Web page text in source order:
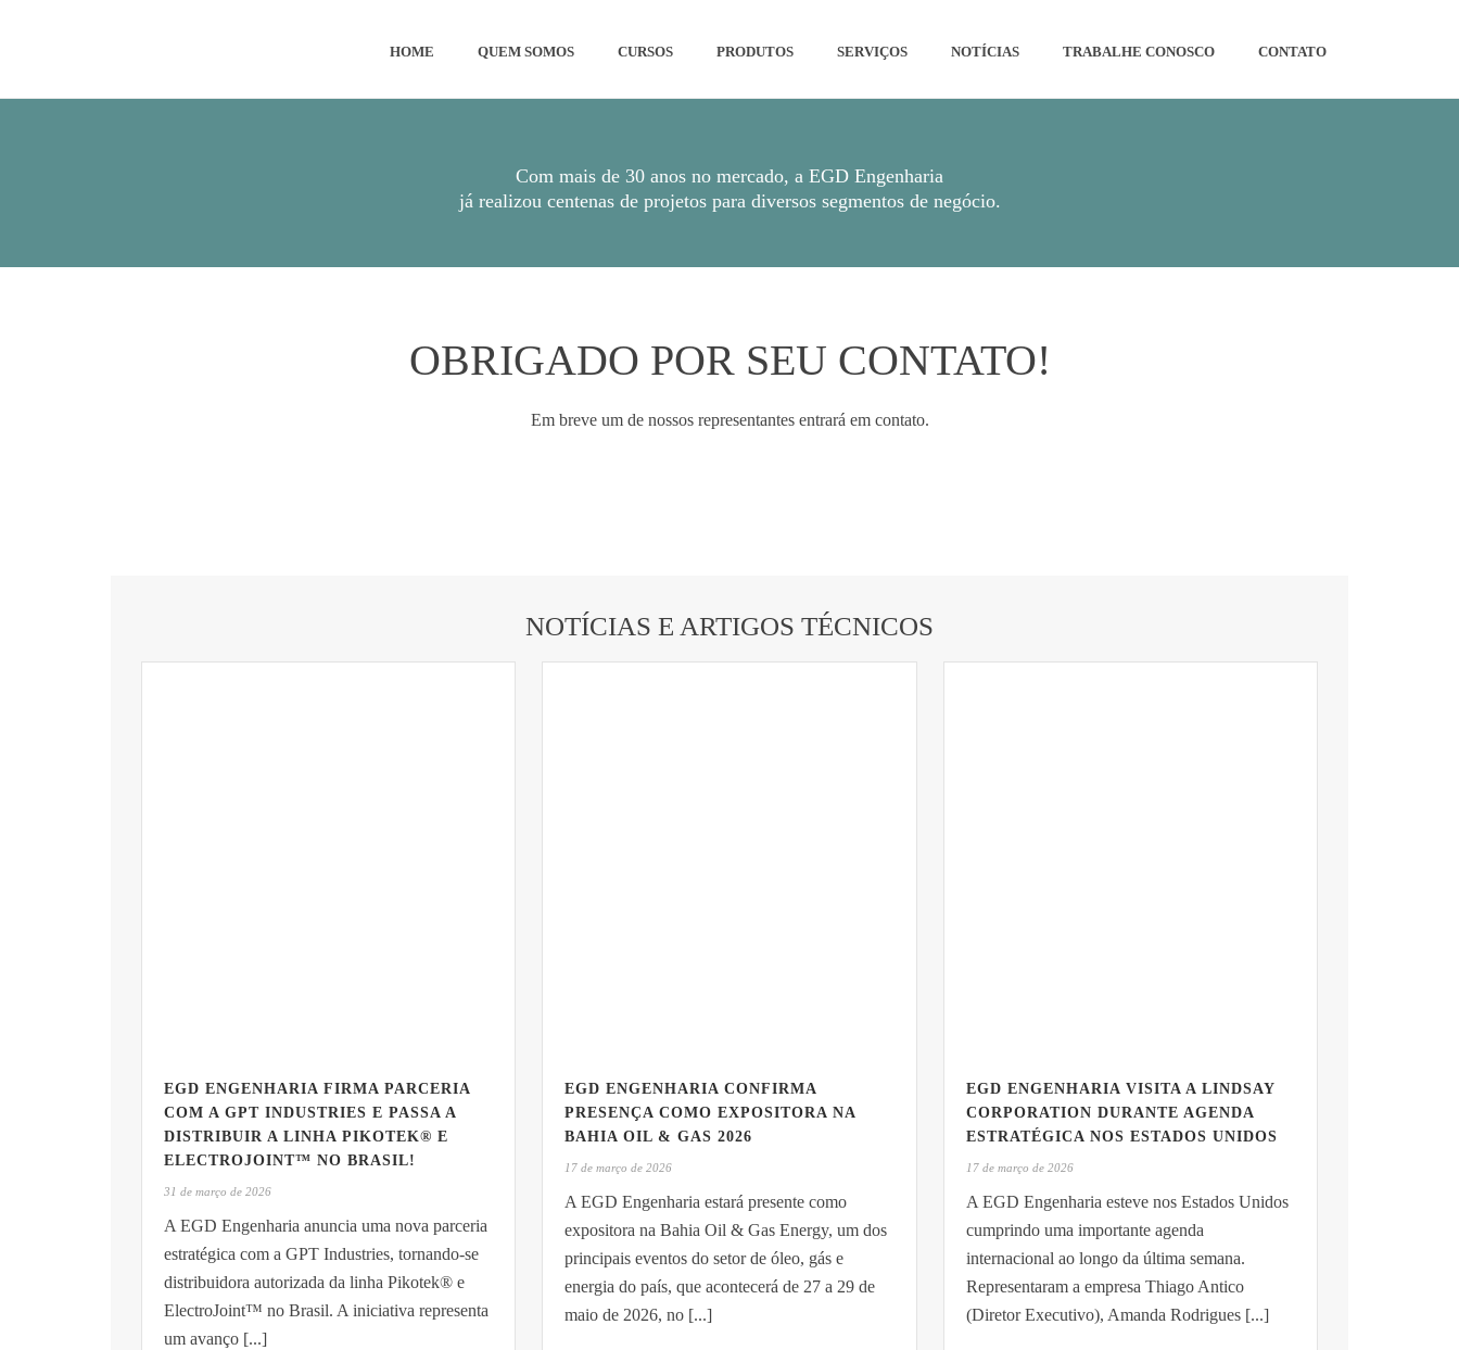
HOME QUEM SOMOS CURSOS PRODUTOS SERVIÇOS NOTÍCIAS TRABALHE CONOSCO CONTATO
Com mais de 30 anos no mercado, a EGD Engenharia
já realizou centenas de projetos para diversos segmentos de negócio.
OBRIGADO POR SEU CONTATO!
Em breve um de nossos representantes entrará em contato.
NOTÍCIAS E ARTIGOS TÉCNICOS
EGD ENGENHARIA FIRMA PARCERIA
COM A GPT INDUSTRIES E PASSA A
DISTRIBUIR A LINHA PIKOTEK® E
ELECTROJOINT™ NO BRASIL!
31 de março de 2026
A EGD Engenharia anuncia uma nova parceria
estratégica com a GPT Industries, tornando-se
distribuidora autorizada da linha Pikotek® e
ElectroJoint™ no Brasil. A iniciativa representa
um avanço [...]
EGD ENGENHARIA CONFIRMA
PRESENÇA COMO EXPOSITORA NA
BAHIA OIL & GAS 2026
17 de março de 2026
A EGD Engenharia estará presente como
expositora na Bahia Oil & Gas Energy, um dos
principais eventos do setor de óleo, gás e
energia do país, que acontecerá de 27 a 29 de
maio de 2026, no [...]
EGD ENGENHARIA VISITA A LINDSAY
CORPORATION DURANTE AGENDA
ESTRATÉGICA NOS ESTADOS UNIDOS
17 de março de 2026
A EGD Engenharia esteve nos Estados Unidos
cumprindo uma importante agenda
internacional ao longo da última semana.
Representaram a empresa Thiago Antico
(Diretor Executivo), Amanda Rodrigues [...]